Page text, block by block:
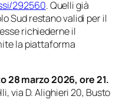
292560. Quelli già
Sudrestano validi per il
richiederne il
la piattaforma
28 marzo 2026, ore 21.
via D. Alighieri 20, Busto